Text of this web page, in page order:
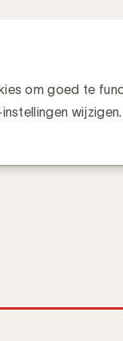
om goed te
en